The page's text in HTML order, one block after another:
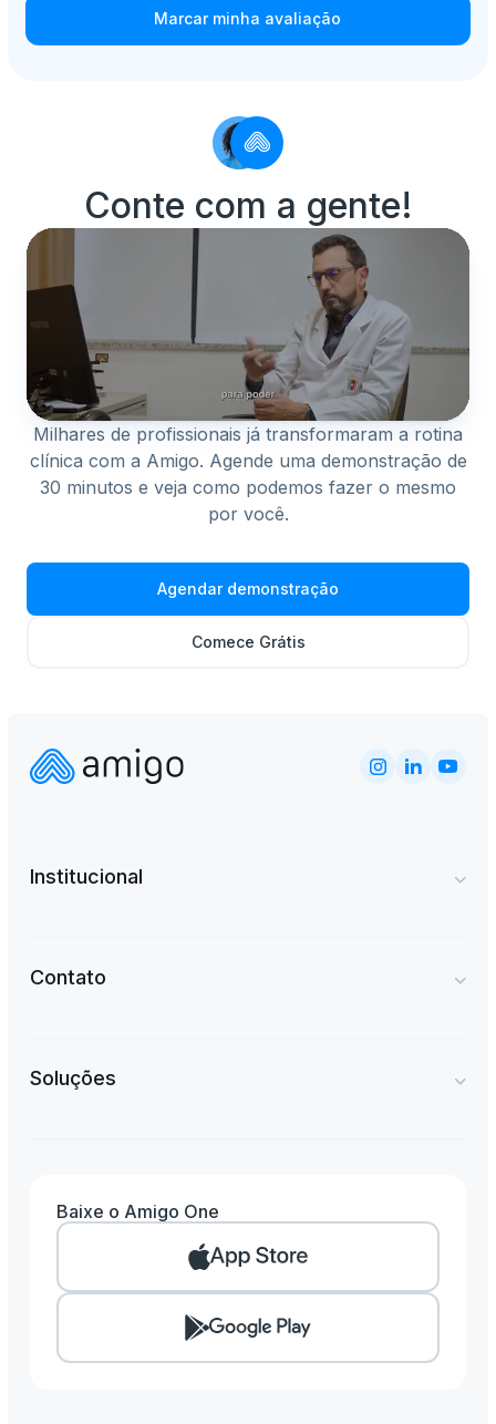
Marcar minha avaliação
Conte com a gente!
Milhares de profissionais já transformaram a rotina
clínica com a Amigo. Agende uma demonstração de
30 minutos e veja como podemos fazer o mesmo
por você.
Agendar demonstração
Comece Grátis
Institucional
Contato
Soluções
Amigo Clinic
Amigo Contábil
Baixe o Amigo One